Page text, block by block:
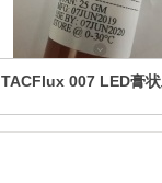
TACFlux 007 LED膏状